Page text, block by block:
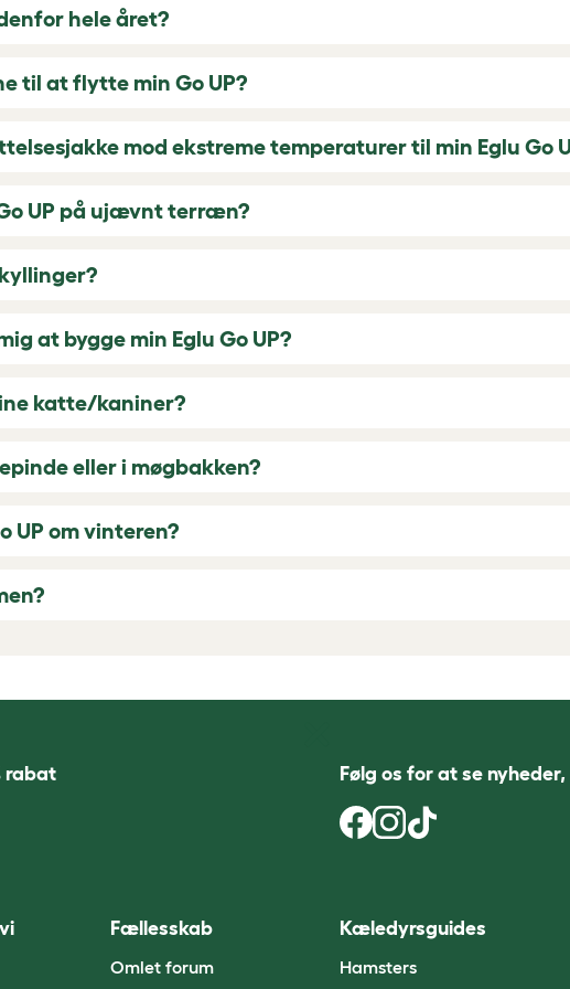
hele året?
til at flytte min Go UP?
mod ekstreme temperaturer til min Eglu Go
UP på ujævnt terræn?
at bygge min Eglu Go UP?
katte/kaniner?
eller i møgbakken?
UP om vinteren?
rabat Følg os for at se
Fællesskab
Omlet forum
Kæledyrsguides
Hamsters